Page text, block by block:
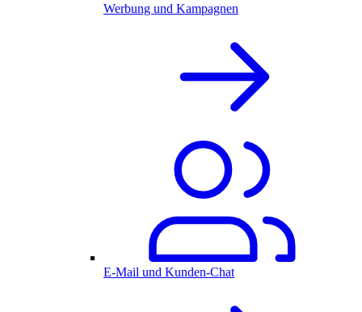
Werbung und Kampagnen
E-Mail und Kunden-Chat